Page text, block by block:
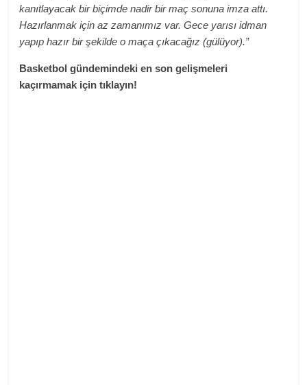
kanıtlayacak bir biçimde nadir bir maç sonuna imza attı.
Hazırlanmak için az zamanımız var. Gece yarısı idman
yapıp hazır bir şekilde o maça çıkacağız (gülüyor).”
Basketbol gündemindeki en son gelişmeleri
kaçırmamak için tıklayın!